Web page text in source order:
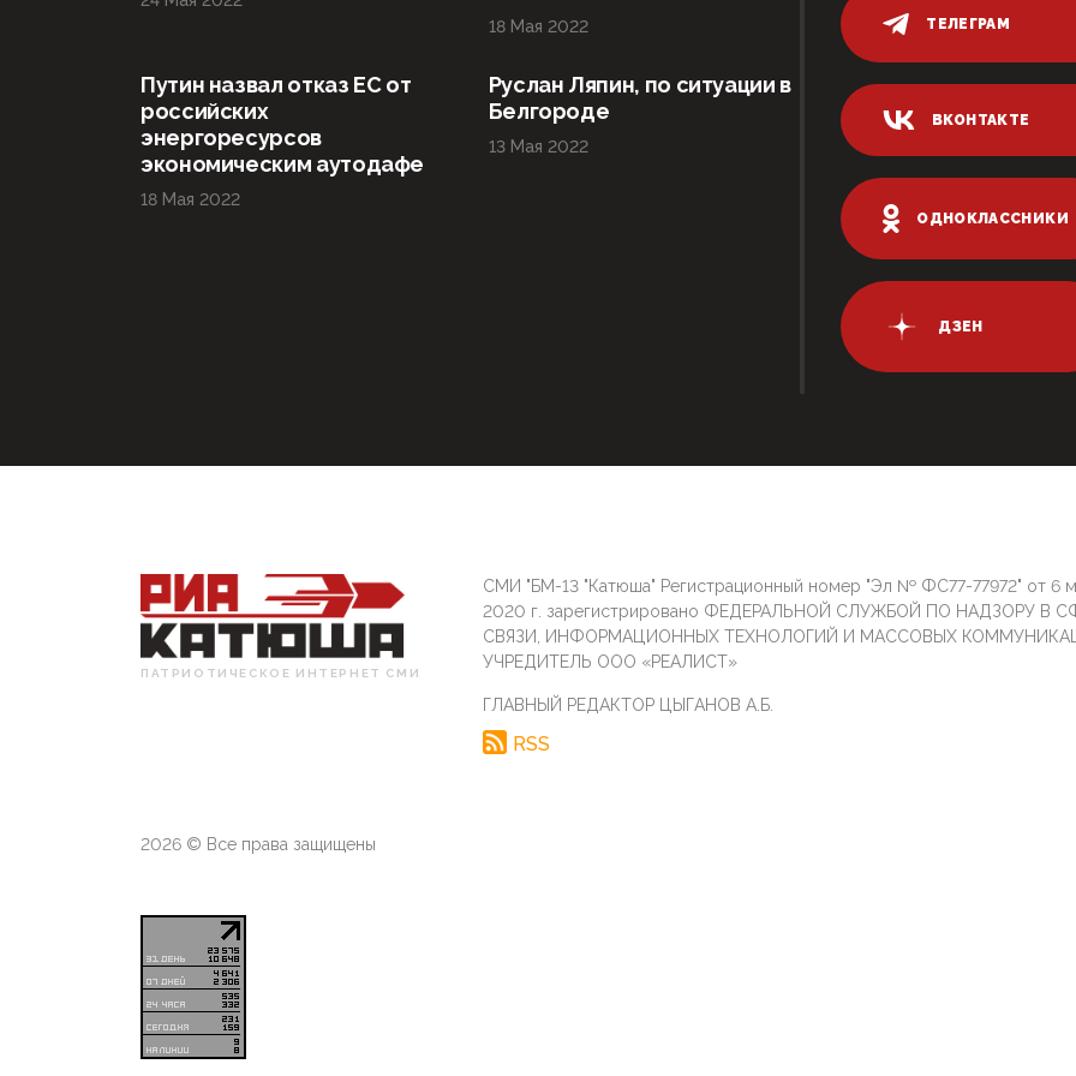
18 Мая 2022
Путин назвал отказ ЕС от
российских
энергоресурсов
экономическим аутодафе
18 Мая 2022
Руслан Ляпин, по ситуации в
Белгороде
13 Мая 2022
ТЕЛЕГРАМ
ВКОНТАКТЕ
ОДНОКЛАССНИКИ
ДЗЕН
ПАТРИОТИЧЕСКОЕ ИНТЕРНЕТ СМИ
СМИ "БМ-13 "Катюша" Регистрационный номер "Эл № ФС77-77972" от 6
2020 г. зарегистрировано ФЕДЕРАЛЬНОЙ СЛУЖБОЙ ПО НАДЗОРУ В
СВЯЗИ, ИНФОРМАЦИОННЫХ ТЕХНОЛОГИЙ И МАССОВЫХ
УЧРЕДИТЕЛЬ ООО «РЕАЛИСТ»
ГЛАВНЫЙ РЕДАКТОР ЦЫГАНОВ А.Б.
RSS
2026 © Все права защищены